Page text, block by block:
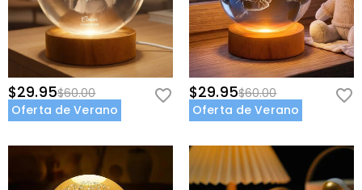
$29.95$60.00
Oferta de Verano
$29.95$60.00
Oferta de Verano